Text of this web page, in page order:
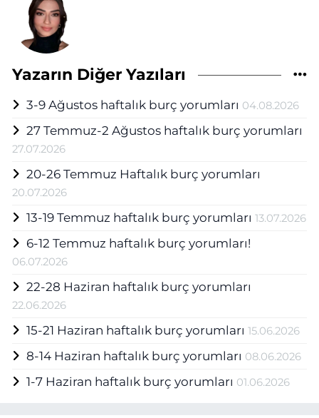
Yazarın Diğer Yazıları
3-9 Ağustos haftalık burç yorumları 04.08.2026
27 Temmuz-2 Ağustos haftalık burç yorumları
27.07.2026
20-26 Temmuz Haftalık burç yorumları
20.07.2026
13-19 Temmuz haftalık burç yorumları 13.07.2026
6-12 Temmuz haftalık burç yorumları!
06.07.2026
22-28 Haziran haftalık burç yorumları
22.06.2026
15-21 Haziran haftalık burç yorumları 15.06.2026
8-14 Haziran haftalık burç yorumları 08.06.2026
1-7 Haziran haftalık burç yorumları 01.06.2026